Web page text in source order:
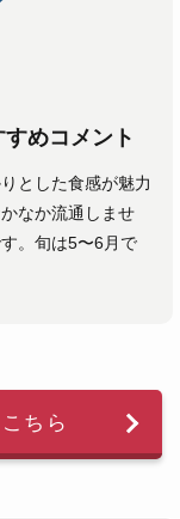
めコメント
とした食感が魅力
なか流通しませ
。旬は5〜6月で
ちら